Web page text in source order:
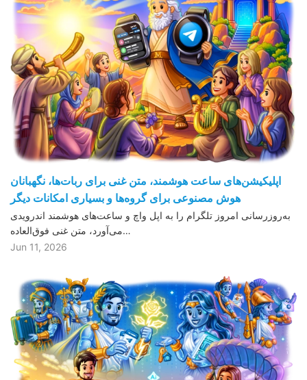
اپلیکیشن‌های ساعت هوشمند، متن غنی برای ربات‌ها، نگهبانان
هوش مصنوعی برای گروه‌ها و بسیاری امکانات دیگر
به‌روزرسانی امروز تلگرام را به اپل واچ و ساعت‌های هوشمند اندرویدی
می‌آورد، متن غنی فوق‌العاده…
Jun 11, 2026